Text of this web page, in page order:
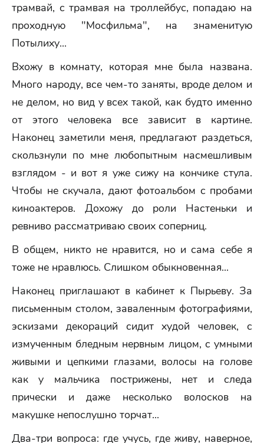
трамвай, с трамвая на троллейбус, попадаю на
проходную "Мосфильма", на знаменитую
Потылиху...
Вхожу в комнату, которая мне была названа.
Много народу, все чем-то заняты, вроде делом и
не делом, но вид у всех такой, как будто именно
от этого человека все зависит в картине.
Наконец заметили меня, предлагают раздеться,
скользнули по мне любопытным насмешливым
взглядом - и вот я уже сижу на кончике стула.
Чтобы не скучала, дают фотоальбом с пробами
киноактеров. Дохожу до роли Настеньки и
ревниво рассматриваю своих соперниц.
В общем, никто не нравится, но и сама себе я
тоже не нравлюсь. Слишком обыкновенная...
Наконец приглашают в кабинет к Пырьеву. За
письменным столом, заваленным фотографиями,
эскизами декораций сидит худой человек, с
измученным бледным нервным лицом, с умными
живыми и цепкими глазами, волосы на голове
как у мальчика пострижены, нет и следа
прически и даже несколько волосков на
макушке непослушно торчат...
Два-три вопроса: где учусь, где живу, наверное,